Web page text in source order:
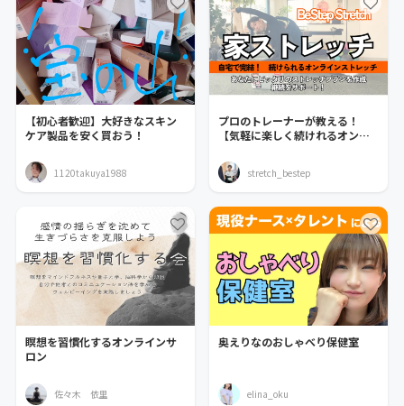
【初心者歓迎】大好きなスキン
ケア製品を安く買おう！
1120takuya1988
プロのトレーナーが教える！
【気軽に楽しく続けれるオンラ
stretch_bestep
瞑想を習慣化するオンラインサ
ロン
佐々木 依里
奥えりなのおしゃべり保健室
elina_oku